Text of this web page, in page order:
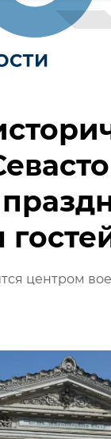
центром